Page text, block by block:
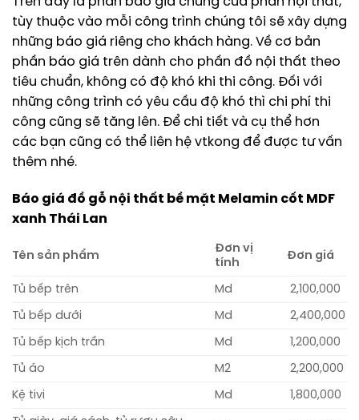
tùy thuộc vào mỗi công trình chúng tôi sẽ xây dựng
những báo giá riêng cho khách hàng. Về cơ bản
phần báo giá trên dành cho phần đồ nội thất theo
tiêu chuẩn, không có độ khó khi thi công. Đối với
những công trình có yêu cầu độ khó thì chi phí thi
công cũng sẽ tăng lên. Để chi tiết và cụ thể hơn
các bạn cũng có thể liên hệ vtkong để được tư vấn
thêm nhé.
Báo giá đồ gỗ nội thất bề mặt Melamin cốt MDF
xanh Thái Lan
Tên sản phẩm
Đơn vị
tính
Đơn giá
Tủ bếp trên Md 2,100,000
Tủ bếp dưới Md 2,400,000
Tủ bếp kịch trần Md 1,200,000
Tủ áo M2 2,200,000
Kệ tivi Md 1,800,000